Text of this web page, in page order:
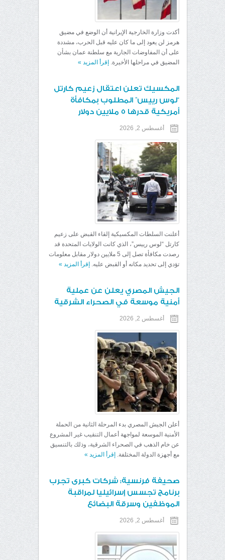
أكدت وزارة الخارجية الإيرانية أن الوضع في مضيق
هرمز لن يعود إلى ما كان عليه قبل الحرب، مشددة
على أن المفاوضات الجارية مع سلطنة عمان بشأن
المضيق في مراحلها الأخيرة. إقرأ المزيد »
المكسيك تعلن اعتقال زعيم كارتل
“لوس رييس” المطلوب بمكافأة
أمريكية قدرها 5 ملايين دولار
أغسطس 2, 2026
أعلنت السلطات المكسيكية إلقاء القبض على زعيم
كارتل “لوس رييس”، الذي كانت الولايات المتحدة قد
رصدت مكافأة تصل إلى 5 ملايين دولار مقابل معلومات
تؤدي إلى تحديد مكانه أو القبض عليه. إقرأ المزيد »
الجيش المصري يعلن عن عملية
أمنية موسعة في الصحراء الشرقية
أغسطس 2, 2026
أعلن الجيش المصري بدء المرحلة الثانية من الحملة
الأمنية الموسعة لمواجهة أعمال التنقيب غير المشروع
عن خام الذهب في الصحراء الشرقية، وذلك بالتنسيق
مع أجهزة الدولة المختلفة. إقرأ المزيد »
صحيفة فرنسية: شركات كبرى تجرب
برنامج تجسس إسرائيليا لمراقبة
الموظفين وسرقة البضائع
أغسطس 2, 2026